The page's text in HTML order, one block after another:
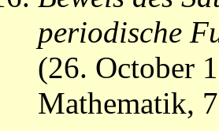
periodische
(26. October
Mathematik,